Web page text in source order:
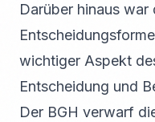
Darüber hinaus
wichtiger Aspekt
Entscheidung und
Der BGH verwarf